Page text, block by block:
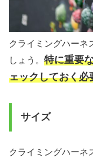
クライミングハーネ
しょう。 特に重要
ェックしておく必
サイズ
クライミングハーネ